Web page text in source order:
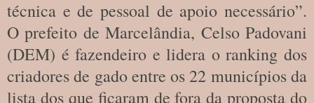
técnica e de pessoal de apoio necessário”.
O prefeito de Marcelândia, Celso Padovani
(DEM) é fazendeiro e lidera o ranking dos
criadores de gado entre os 22 municípios da
lista dos que ficaram de fora da proposta do